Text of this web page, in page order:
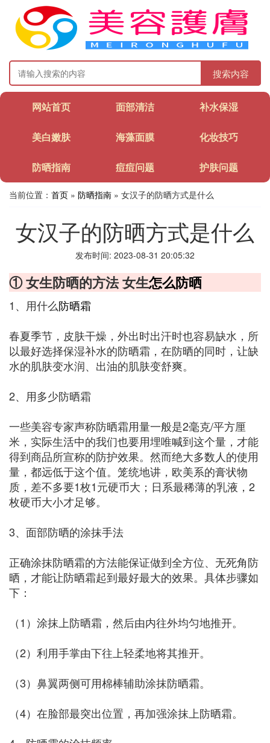
搜索内容
网站首页 面部清洁 补水保湿
美白嫩肤 海藻面膜 化妆技巧
防晒指南 痘痘问题 护肤问题
当前位置： 首页 » 防晒指南 » 女汉子的防晒方式是什么
女汉子的防晒方式是什么
发布时间: 2023-08-31 20:05:32
① 女生防晒的方法 女生怎么防晒
1、用什么防晒霜
春夏季节，皮肤干燥，外出时出汗时也容易缺水，所
以最好选择保湿补水的防晒霜，在防晒的同时，让缺
水的肌肤变水润、出油的肌肤变舒爽。
2、用多少防晒霜
一些美容专家声称防晒霜用量一般是2毫克/平方厘
米，实际生活中的我们也要用埋唯喊到这个量，才能
得到商品所宣称的防护效果。然而绝大多数人的使用
量，都远低于这个值。笼统地讲，欧美系的膏状物
质，差不多要1枚1元硬币大；日系最稀薄的乳液，2
枚硬币大小才足够。
3、面部防晒的涂抹手法
正确涂抹防晒霜的方法能保证做到全方位、无死角防
晒，才能让防晒霜起到最好最大的效果。具体步骤如
下：
（1）涂抹上防晒霜，然后由内往外均匀地推开。
（2）利用手掌由下往上轻柔地将其推开。
（3）鼻翼两侧可用棉棒辅助涂抹防晒霜。
（4）在脸部最突出位置，再加强涂抹上防晒霜。